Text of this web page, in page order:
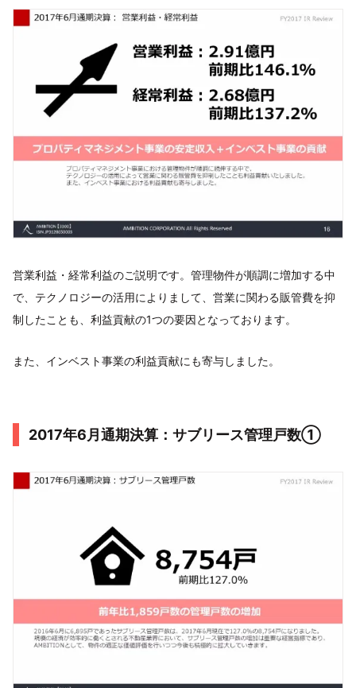
営業利益・経常利益のご説明です。管理物件が順調に増加する中
で、テクノロジーの活用によりまして、営業に関わる販管費を抑
制したことも、利益貢献の1つの要因となっております。
また、インベスト事業の利益貢献にも寄与しました。
2017年6月通期決算：サブリース管理戸数①